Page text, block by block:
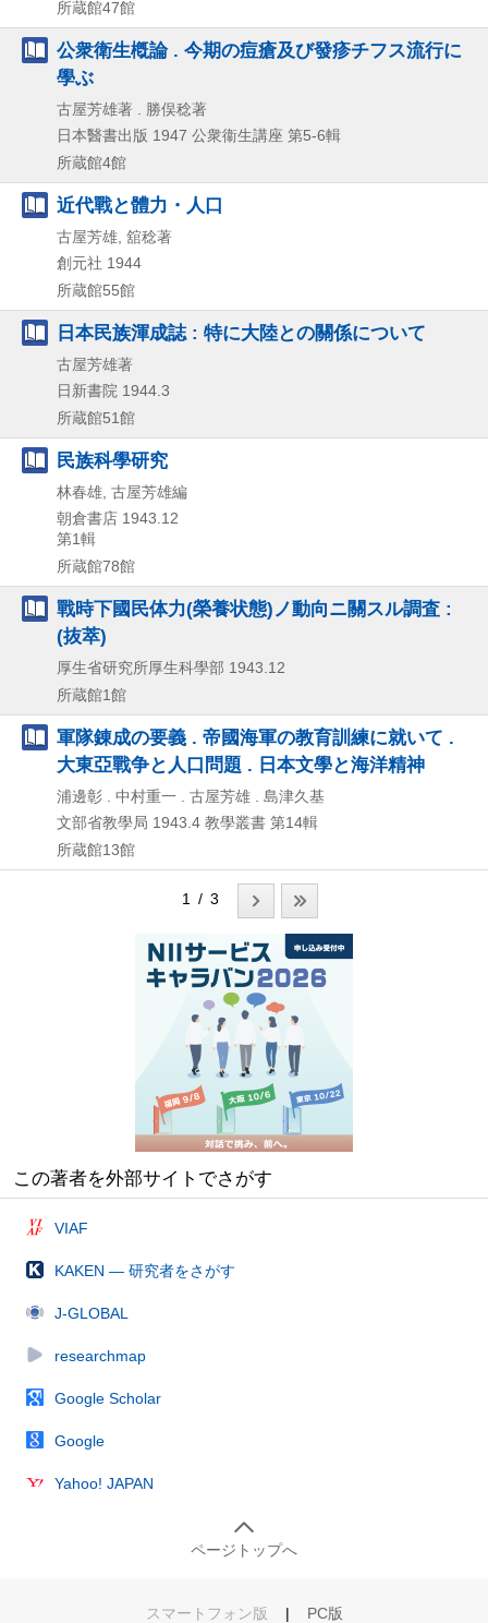
所蔵館47館
公衆衛生槪論 . 今期の痘瘡及び發疹チフス流行に
學ぶ
古屋芳雄著 . 勝俣稔著
日本醫書出版 1947 公衆衞生講座 第5-6輯
所蔵館4館
近代戰と體力・人口
古屋芳雄, 舘稔著
創元社 1944
所蔵館55館
日本民族渾成誌 : 特に大陸との關係について
古屋芳雄著
日新書院 1944.3
所蔵館51館
民族科學研究
林春雄, 古屋芳雄編
朝倉書店 1943.12
第1輯
所蔵館78館
戰時下國民体力(榮養状態)ノ動向ニ關スル調査 :
(抜萃)
厚生省研究所厚生科學部 1943.12
所蔵館1館
軍隊錬成の要義 . 帝國海軍の教育訓練に就いて .
大東亞戰争と人口問題 . 日本文學と海洋精神
浦邊彰 . 中村重一 . 古屋芳雄 . 島津久基
文部省教學局 1943.4 教學叢書 第14輯
所蔵館13館
1 / 3
この著者を外部サイトでさがす
VIAF
KAKEN — 研究者をさがす
J-GLOBAL
researchmap
Google Scholar
Google
Yahoo! JAPAN
ページトップへ
スマートフォン版 | PC版